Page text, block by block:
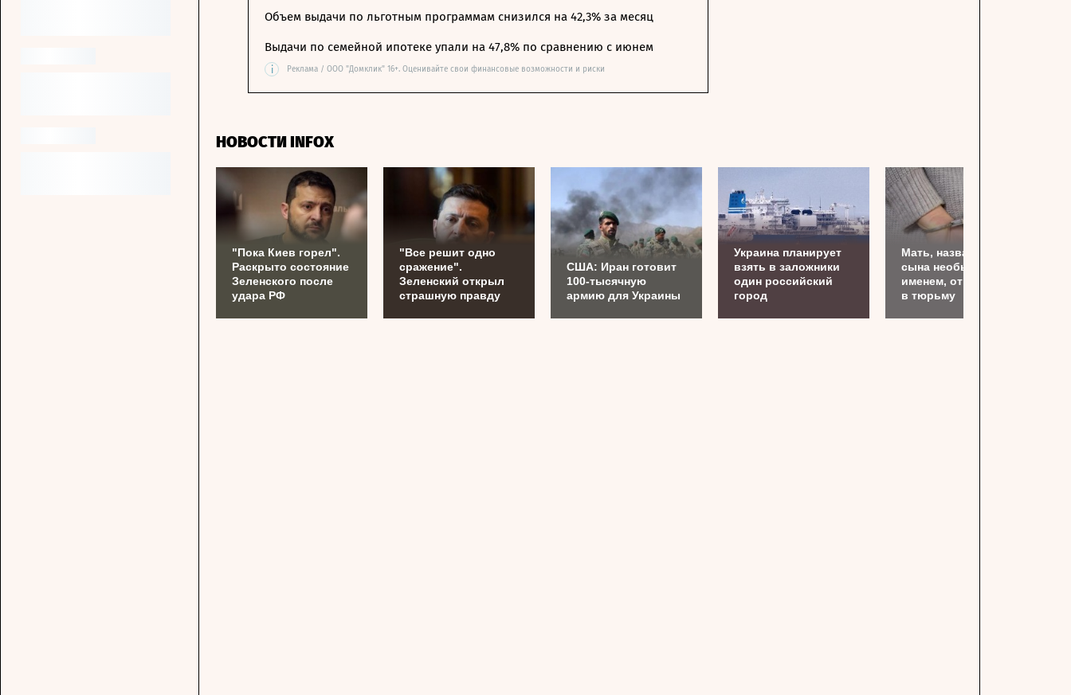
Объем выдачи по льготным программам снизился на 42,3% за месяц
Выдачи по семейной ипотеке упали на 47,8% по сравнению с июнем
i Реклама / ООО "Домклик" 16+. Оценивайте свои финансовые возможности и риски
НОВОСТИ INFOX
"Пока Киев горел".
Раскрыто состояние
Зеленского после
удара РФ
"Все решит одно
сражение".
Зеленский открыл
страшную правду
США: Иран готовит
100-тысячную
армию для Украины
Украина планирует
взять в заложники
один российский
город
Мать, назвавшую
сына необычным
именем, отправили
в тюрьму